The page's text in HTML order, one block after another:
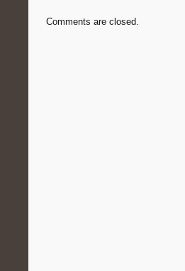
Comments are closed.